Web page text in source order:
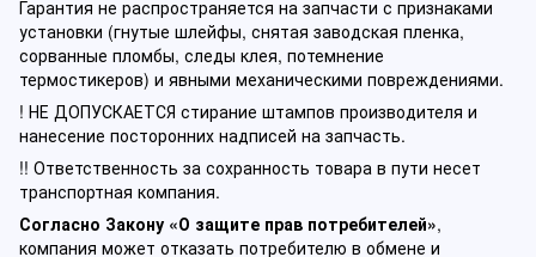
Гарантия не распространяется на запчасти с признаками
установки (гнутые шлейфы, снятая заводская пленка,
сорванные пломбы, следы клея, потемнение
термостикеров) и явными механическими повреждениями.
! НЕ ДОПУСКАЕТСЯ стирание штампов производителя и
нанесение посторонних надписей на запчасть.
!! Ответственность за сохранность товара в пути несет
транспортная компания.
Согласно Закону «О защите прав потребителей»,
компания может отказать потребителю в обмене и